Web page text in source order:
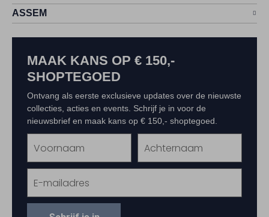
ASSEM
MAAK KANS OP € 150,-
SHOPTEGOED
Ontvang als eerste exclusieve updates over de nieuwste
collecties, acties en events. Schrijf je in voor de
nieuwsbrief en maak kans op € 150,- shoptegoed.